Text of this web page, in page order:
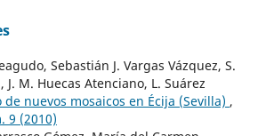
Sebastián J. Vargas Vázquez, S.
J. M. Huecas Atenciano, L. Suárez
de nuevos mosaicos en Écija (Sevilla) ,
9 (2010)